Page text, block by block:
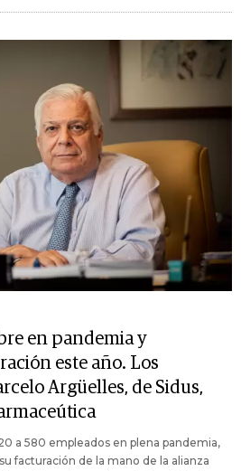
en pandemia y
este año. Los
Argüelles, de Sidus,
a 580 empleados en plena pandemia,
facturación de la mano de la alianza